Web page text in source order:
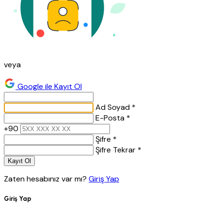
veya
Google ile Kayıt Ol
Ad Soyad *
E-Posta *
+90
Şifre *
Şifre Tekrar *
Kayıt Ol
Zaten hesabınız var mı? Giriş Yap
Giriş Yap